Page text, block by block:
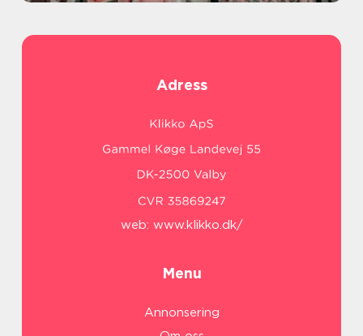
Adress
web: www.klikko.dk/
Menu
Annonsering